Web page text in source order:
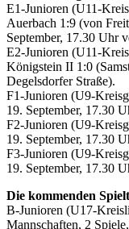
E1-Junioren (U11-
Auerbach 1:9 (von
September, 17.30 Uhr
E2-Junioren (U11-
Königstein II 1:0
Degelsdorfer Straße).
F1-Junioren (U9-
19. September, 17.30
F2-Junioren (U9-
19. September, 17.30
F3-Junioren (U9-
19. September, 17.30
Die kommenden
B-Junioren (U17-
Mannschaften, 2